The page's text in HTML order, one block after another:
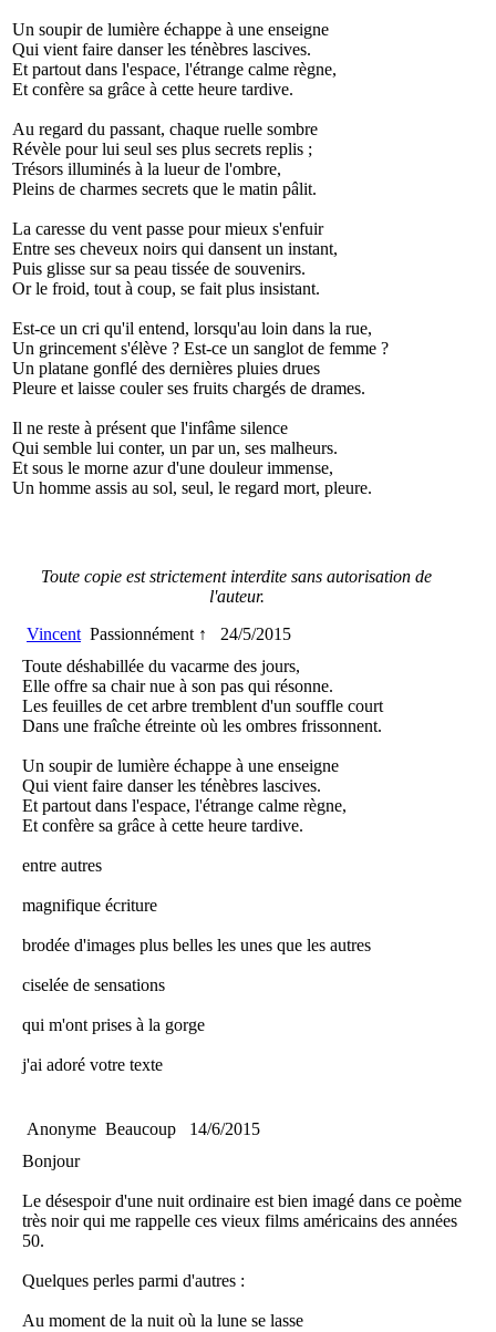
Un soupir de lumière échappe à une enseigne
Qui vient faire danser les ténèbres lascives.
Et partout dans l'espace, l'étrange calme règne,
Et confère sa grâce à cette heure tardive.
Au regard du passant, chaque ruelle sombre
Révèle pour lui seul ses plus secrets replis ;
Trésors illuminés à la lueur de l'ombre,
Pleins de charmes secrets que le matin pâlit.
La caresse du vent passe pour mieux s'enfuir
Entre ses cheveux noirs qui dansent un instant,
Puis glisse sur sa peau tissée de souvenirs.
Or le froid, tout à coup, se fait plus insistant.
Est-ce un cri qu'il entend, lorsqu'au loin dans la rue,
Un grincement s'élève ? Est-ce un sanglot de femme ?
Un platane gonflé des dernières pluies drues
Pleure et laisse couler ses fruits chargés de drames.
Il ne reste à présent que l'infâme silence
Qui semble lui conter, un par un, ses malheurs.
Et sous le morne azur d'une douleur immense,
Un homme assis au sol, seul, le regard mort, pleure.
Toute copie est strictement interdite sans autorisation de
l'auteur.
Vincent Passionnément ↑
24/5/2015
Toute déshabillée du vacarme des jours,
Elle offre sa chair nue à son pas qui résonne.
Les feuilles de cet arbre tremblent d'un souffle court
Dans une fraîche étreinte où les ombres frissonnent.
Un soupir de lumière échappe à une enseigne
Qui vient faire danser les ténèbres lascives.
Et partout dans l'espace, l'étrange calme règne,
Et confère sa grâce à cette heure tardive.
entre autres
magnifique écriture
brodée d'images plus belles les unes que les autres
ciselée de sensations
qui m'ont prises à la gorge
j'ai adoré votre texte
Anonyme Beaucoup
14/6/2015
Bonjour
Le désespoir d'une nuit ordinaire est bien imagé dans ce poème
très noir qui me rappelle ces vieux films américains des années
50.
Quelques perles parmi d'autres :
Au moment de la nuit où la lune se lasse